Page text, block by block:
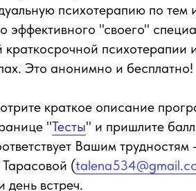
психотерапию по
эффективного "своего"
психотерапии
Это анонимно и бесплатно!
краткое описание
"Тесты" и пришлите
Вашим
(
день встреч.